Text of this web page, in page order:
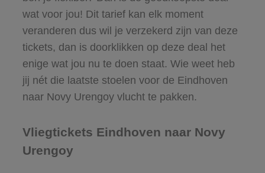
wat voor jou! Dit tarief kan elk moment
veranderen dus wil je verzekerd zijn van deze
tickets, dan is doorklikken op deze deal het
enige wat jou nu te doen staat. Wie weet heb
jij nét die laatste stoelen voor de Eindhoven
naar Novy Urengoy vlucht te pakken.
Vliegtickets Eindhoven naar Novy
Urengoy